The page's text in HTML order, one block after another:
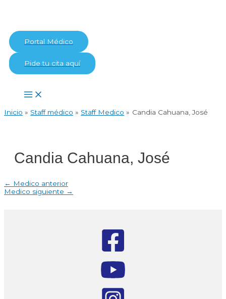
Portal Médico
Pide tu cita aquí
Main
Menu
Inicio
Staff médico Staff Medico Candia Cahuana, José
Candia Cahuana, José
Navegación
de
← Medico anterior
Medico siguiente →